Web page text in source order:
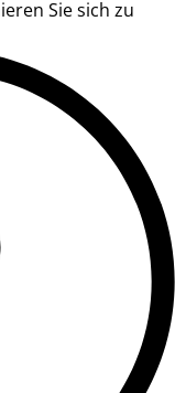
Sie sich zu